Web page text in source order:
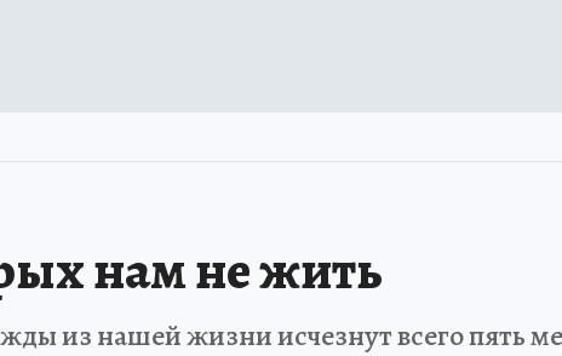
нам не жить
из нашей жизни исчезнут всего пять